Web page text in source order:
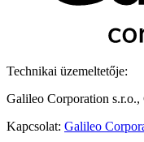
Technikai üzemeltetője:
Galileo Corporation
Kapcsolat: Galileo